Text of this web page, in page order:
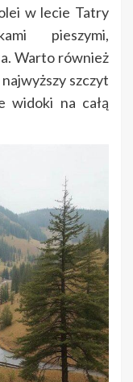
w lecie Tatry
pieszymi,
Warto również
szczyt
widoki na całą